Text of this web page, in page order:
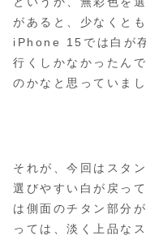
があると、少なくと
iPhone 15では白が
行くしかなかったん
のかなと思っていまし
それが、今回はスタ
選びやすい白が戻っ
は側面のチタン部分
っては、淡く上品な